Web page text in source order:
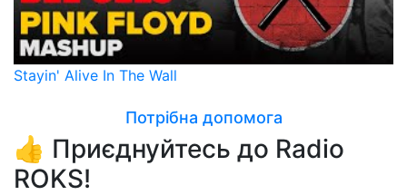
Stayin' Alive In The Wall
Потрібна допомога
👍 Приєднуйтесь до Radio
ROKS!